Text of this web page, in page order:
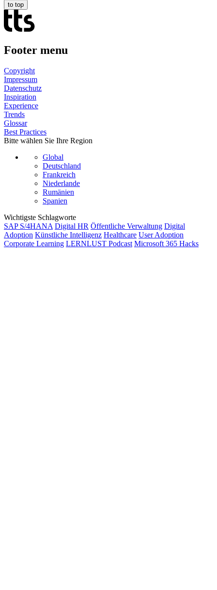
to top
Footer menu
Copyright
Impressum
Datenschutz
Inspiration
Experience
Trends
Glossar
Best Practices
Bitte wählen Sie Ihre Region
Global
Deutschland
Frankreich
Niederlande
Rumänien
Spanien
Wichtigste Schlagworte
SAP S/4HANA Digital HR Öffentliche Verwaltung Digital
Adoption Künstliche Intelligenz Healthcare User Adoption
Corporate Learning LERNLUST Podcast Microsoft 365 Hacks